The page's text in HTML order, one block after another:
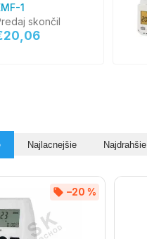
1
skončil
Najlacnejšie Najdrahšie
–20 %